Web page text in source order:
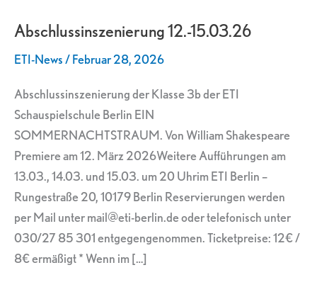
Abschlussinszenierung 12.-15.03.26
ETI-News/Februar 28, 2026
Abschlussinszenierung der Klasse 3b der ETI
Schauspielschule Berlin EIN
SOMMERNACHTSTRAUM. Von William Shakespeare
Premiere am 12. März 2026Weitere Aufführungen am
13.03., 14.03. und 15.03. um 20 Uhrim ETI Berlin –
Rungestraße 20, 10179 Berlin Reservierungen werden
per Mail unter mail@eti-berlin.de oder telefonisch unter
030/27 85 301 entgegengenommen. Ticketpreise: 12€ /
8€ ermäßigt * Wenn im […]